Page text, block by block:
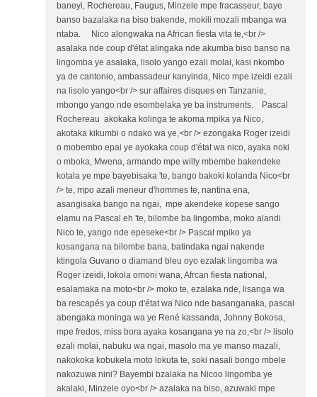
baneyi, Rochereau, Faugus, Minzele mpe fracasseur, baye
banso bazalaka na biso bakende, mokili mozali mbanga wa
ntaba. Nico alongwaka na African fiesta vita te,<br />
asalaka nde coup d'état alingaka nde akumba biso banso na
lingomba ye asalaka, lisolo yango ezali molai, kasi nkombo
ya de cantonio, ambassadeur kanyinda, Nico mpe izeidi ezali
na lisolo yango<br /> sur affaires disques en Tanzanie,
mbongo yango nde esombelaka ye ba instruments. Pascal
Rochereau akokaka kolinga te akoma mpika ya Nico,
akotaka kikumbi o ndako wa ye,<br /> ezongaka Roger izeidi
o mobembo epai ye ayokaka coup d'état wa nico, ayaka noki
o mboka, Mwena, armando mpe willy mbembe bakendeke
kotala ye mpe bayebisaka 'te, bango bakoki kolanda Nico<br
/> te, mpo azali meneur d'hommes te, nantina ena,
asangisaka bango na ngai, mpe akendeke kopese sango
elamu na Pascal eh 'te, bilombe ba lingomba, moko alandi
Nico te, yango nde epeseke<br /> Pascal mpiko ya
kosangana na bilombe bana, batindaka ngai nakende
ktingola Guvano o diamand bleu oyo ezalak lingomba wa
Roger izeidi, lokola omoni wana, Afrcan fiesta national,
esalamaka na moto<br /> moko te, ezalaka nde, lisanga wa
ba rescapés ya coup d'état wa Nico nde basanganaka, pascal
abengaka moninga wa ye René kassanda, Johnny Bokosa,
mpe fredos, miss bora ayaka kosangana ye na zo,<br /> lisolo
ezali molai, nabuku wa ngai, masolo ma ye manso mazali,
nakokoka kobukela moto lokuta te, soki nasali bongo mbele
nakozuwa nini? Bayembi bzalaka na Nicoo lingomba ye
akalaki, Minzele oyo<br /> azalaka na biso, azuwaki mpe